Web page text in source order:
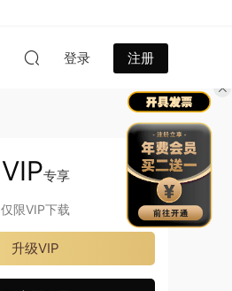
登录 注册
VIP专享
仅限VIP下载
升级VIP